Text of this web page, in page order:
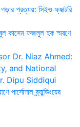
প্রত্যয়: সিইও ফ্যাক্টরি
কাসেম ফজলুল হক স্মরণে
Dr. Niaz Ahmed:
and National
Dipu Siddiqui
পার্সোনাল ব্র্যান্ডিংয়ের